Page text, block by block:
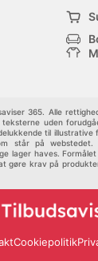
365. Alle
uden
til
står på
lager haves.
gøre krav på
Cookiepolitik